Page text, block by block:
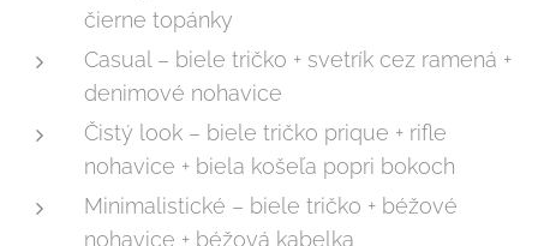
čierne topánky
Casual – biele tričko + svetrík cez ramená +
denimové nohavice
Čistý look – biele tričko prique + rifle
nohavice + biela košeľa popri bokoch
Minimalistické – biele tričko + béžové
nohavice + béžová kabelka